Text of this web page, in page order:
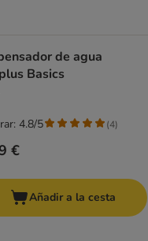
de agua
Basics
€
4.8/5 (4)
Añadir a la cesta